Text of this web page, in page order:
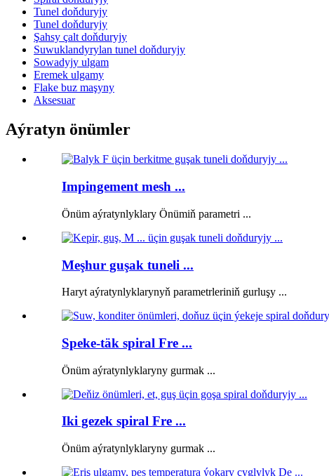
Tunel doňduryjy
Tunel doňduryjy
Şahsy çalt doňduryjy
Suwuklandyrylan tunel doňduryjy
Sowadyjy ulgam
Eremek ulgamy
Flake buz maşyny
Aksesuar
Aýratyn önümler
Impingement mesh ...
Önüm aýratynlyklary Önümiň parametri ...
Meşhur guşak tuneli ...
Haryt aýratynlyklarynyň parametrleriniň gurluşy ...
Speke-täk spiral Fre ...
Önüm aýratynlyklaryny gurmak ...
Iki gezek spiral Fre ...
Önüm aýratynlyklaryny gurmak ...